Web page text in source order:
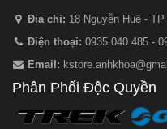
Địa chỉ: 18 Nguyễn Huệ - TP
Điện thoại: 0935.040.485 -
Email:
Phân Phối Độc Quyền